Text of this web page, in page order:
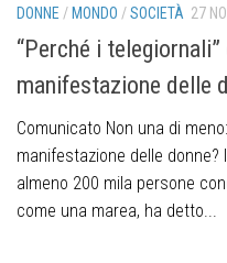
DONNE / MONDO /SOCIETÀ 27
“Perché i
manifestazione delle
Comunicato Non una di
manifestazione delle
almeno 200 mila persone
come una marea, ha detto...